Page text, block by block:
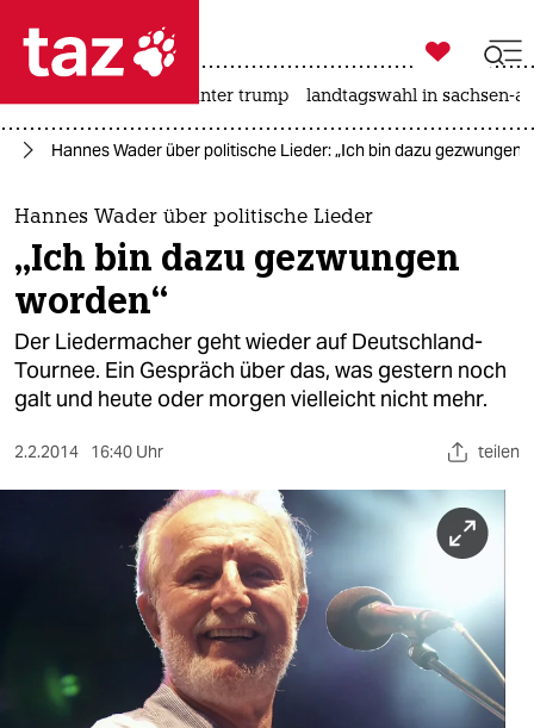
 taz zahl ich
taz zahl ich
themen
politik
öko
gesellschaft
sport
verlag

taz zahl ich
usa unter trump landtagswahl in sachsen-
Hannes Wader über politische Lieder: „Ich bin dazu gezwungen
Hannes Wader über politische Lieder
„Ich bin dazu gezwungen
worden“
Der Liedermacher geht wieder auf Deutschland-
Tournee. Ein Gespräch über das, was gestern noch
galt und heute oder morgen vielleicht nicht mehr.
2.2.2014 16:40 Uhr teilen